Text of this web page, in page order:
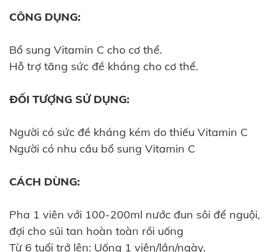
CÔNG DỤNG:
Bổ sung Vitamin C cho cơ thể.
Hỗ trợ tăng sức đề kháng cho cơ thể.
ĐỐI TƯỢNG SỬ DỤNG:
Người có sức đề kháng kém do thiếu Vitamin C
Người có nhu cầu bổ sung Vitamin C
CÁCH DÙNG:
Pha 1 viên với 100-200ml nước đun sôi để nguội,
đợi cho sủi tan hoàn toàn rồi uống
Từ 6 tuổi trở lên: Uống 1 viên/lần/ngày.